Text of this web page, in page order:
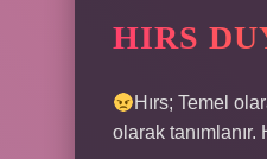
HIRS
Hırs; Temel
olarak tanımlanır.